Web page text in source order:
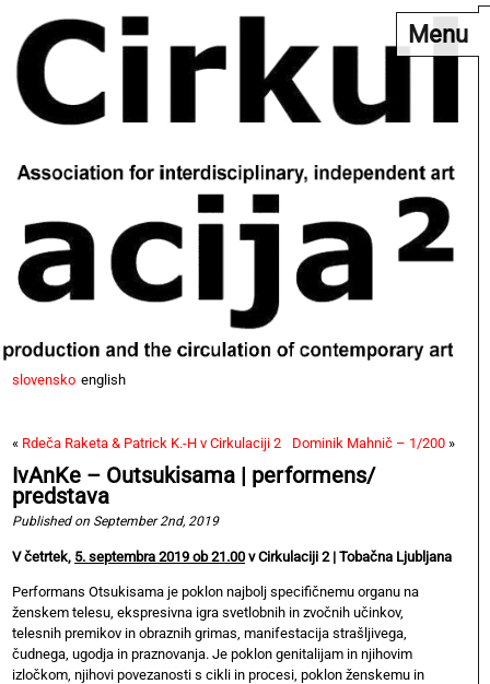
slovensko english
Menu
« Rdeča Raketa & Patrick K.-H v Cirkulaciji 2 Dominik Mahnič – 1/200 »
IvAnKe – Outsukisama | performens/
predstava
Published on September 2nd, 2019
V četrtek, 5. septembra 2019 ob 21.00 v Cirkulaciji 2 | Tobačna Ljubljana
Performans Otsukisama je poklon najbolj specifičnemu organu na
ženskem telesu, ekspresivna igra svetlobnih in zvočnih učinkov,
telesnih premikov in obraznih grimas, manifestacija strašljivega,
čudnega, ugodja in praznovanja. Je poklon genitalijam in njihovim
izločkom, njihovi povezanosti s cikli in procesi, poklon ženskemu in